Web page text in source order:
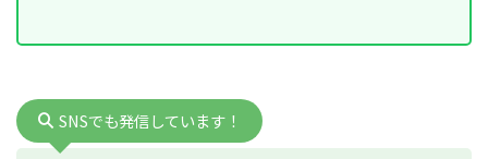
SNSでも発信しています！